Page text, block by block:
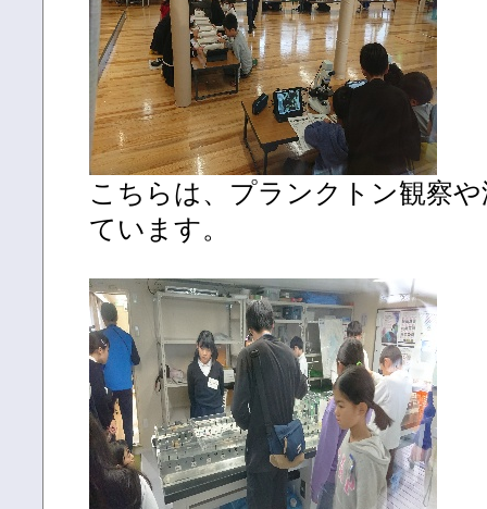
こちらは、プランクトン観察
ています。